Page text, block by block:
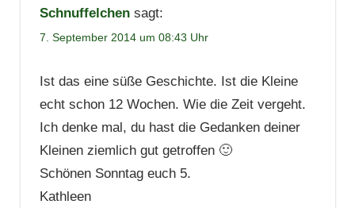
Schnuffelchen sagt:
7. September 2014 um 08:43 Uhr
Ist das eine süße Geschichte. Ist die Kleine
echt schon 12 Wochen. Wie die Zeit vergeht.
Ich denke mal, du hast die Gedanken deiner
Kleinen ziemlich gut getroffen 🙂
Schönen Sonntag euch 5.
Kathleen